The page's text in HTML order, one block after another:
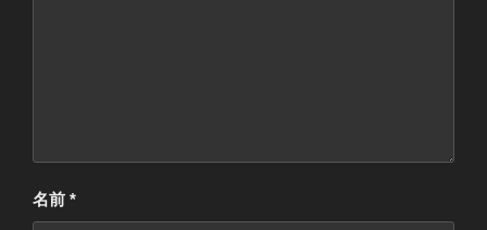
名前 *